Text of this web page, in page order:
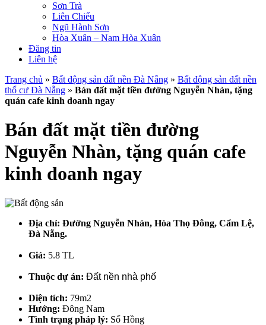
Sơn Trà
Liên Chiểu
Ngũ Hành Sơn
Hòa Xuân – Nam Hòa Xuân
Đăng tin
Liên hệ
Trang chủ » Bất động sản đất nền Đà Nẵng » Bất động sản đất nền
thổ cư Đà Nẵng » Bán đất mặt tiền đường Nguyễn Nhàn, tặng
quán cafe kinh doanh ngay
Bán đất mặt tiền đường
Nguyễn Nhàn, tặng quán cafe
kinh doanh ngay
Địa chỉ: Đường Nguyễn Nhàn, Hòa Thọ Đông, Cẩm Lệ,
Đà Nẵng.
Giá: 5.8 TL
Thuộc dự án: Đất nền nhà phố
Diện tích: 79m2
Hướng: Đông Nam
Tình trạng pháp lý: Sổ Hồng